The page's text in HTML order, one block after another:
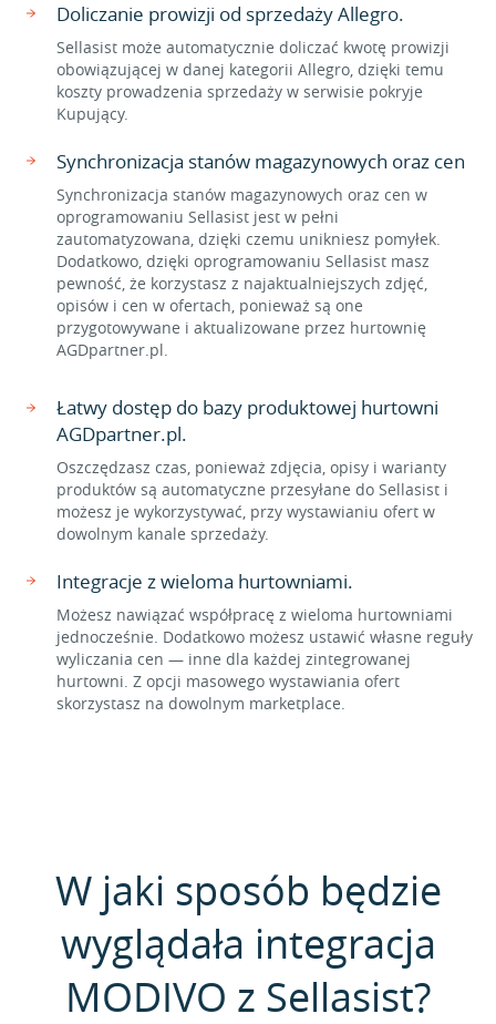
Doliczanie prowizji od sprzedaży Allegro.
Sellasist może automatycznie doliczać kwotę prowizji
obowiązującej w danej kategorii Allegro, dzięki temu
koszty prowadzenia sprzedaży w serwisie pokryje
Kupujący.
Synchronizacja stanów magazynowych oraz cen
Synchronizacja stanów magazynowych oraz cen w
oprogramowaniu Sellasist jest w pełni
zautomatyzowana, dzięki czemu unikniesz pomyłek.
Dodatkowo, dzięki oprogramowaniu Sellasist masz
pewność, że korzystasz z najaktualniejszych zdjęć,
opisów i cen w ofertach, ponieważ są one
przygotowywane i aktualizowane przez hurtownię
AGDpartner.pl.
Łatwy dostęp do bazy produktowej hurtowni
AGDpartner.pl.
Oszczędzasz czas, ponieważ zdjęcia, opisy i warianty
produktów są automatyczne przesyłane do Sellasist i
możesz je wykorzystywać, przy wystawianiu ofert w
dowolnym kanale sprzedaży.
Integracje z wieloma hurtowniami.
Możesz nawiązać współpracę z wieloma hurtowniami
jednocześnie. Dodatkowo możesz ustawić własne reguły
wyliczania cen — inne dla każdej zintegrowanej
hurtowni. Z opcji masowego wystawiania ofert
skorzystasz na dowolnym marketplace.
W jaki sposób będzie
wyglądała integracja
MODIVO z Sellasist?